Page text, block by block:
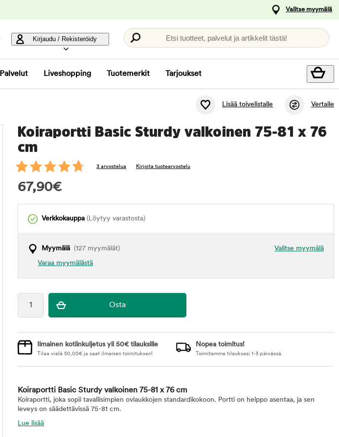
Valitse myymälä
Kirjaudu / Rekisteröidy Etsi tuotteet, palvelut ja artikkelit tästä!
Palvelut Liveshopping Tuotemerkit Tarjoukset
Lisää toivelistalle Vertaile
Koiraportti Basic Sturdy valkoinen 75-81 x 76
cm
3 arvostelua Kirjoita tuotearvostelu
67,90€
Verkkokauppa (Löytyy varastosta)
Valitse myymälä
Myymälä (127 myymälät)
Varaa myymälästä
Ilmainen kotiinkuljetus yli 50€ tilauksille
Tilaa vielä 50,00€ ja saat ilmaisen toimituksen!
Nopea toimitus!
Toimitamme tilauksesi 1-3 päivässä.
Koiraportti Basic Sturdy valkoinen 75-81 x 76 cm
Koiraportti, joka sopii tavallisimpien oviaukkojen standardikokoon. Portti on helppo asentaa, ja sen
leveys on säädettävissä 75-81 cm.
Lue lisää